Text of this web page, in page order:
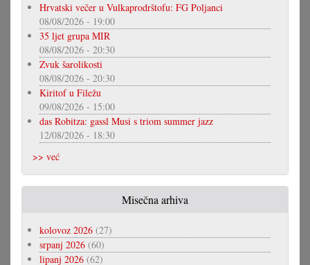
Hrvatski večer u Vulkaprodrštofu: FG Poljanci
08/08/2026 - 19:00
35 ljet grupa MIR
08/08/2026 - 20:30
Zvuk šarolikosti
08/08/2026 - 20:30
Kiritof u Filežu
09/08/2026 - 15:00
das Robitza: gassl Musi s triom summer jazz
12/08/2026 - 18:30
>> već
Misečna arhiva
kolovoz 2026 (27)
srpanj 2026 (60)
lipanj 2026 (62)